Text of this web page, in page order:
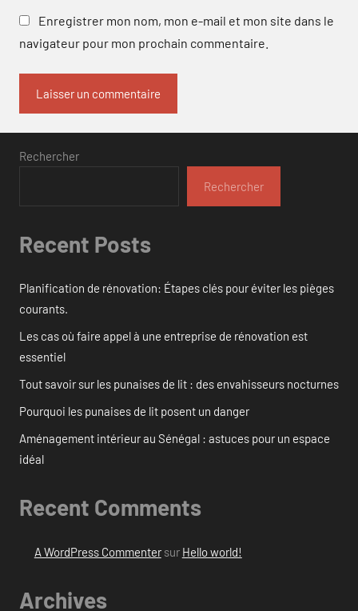
Enregistrer mon nom, mon e-mail et mon site dans le
navigateur pour mon prochain commentaire.
Rechercher
Rechercher
Recent Posts
Planification de rénovation: Étapes clés pour éviter les pièges
courants.
Les cas où faire appel à une entreprise de rénovation est
essentiel
Tout savoir sur les punaises de lit : des envahisseurs nocturnes
Pourquoi les punaises de lit posent un danger
Aménagement intérieur au Sénégal : astuces pour un espace
idéal
Recent Comments
A WordPress Commentersur Hello world!
Archives